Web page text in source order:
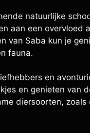
natuurlijke
aan een overvloed
van Saba kun je
fauna.
en
en genieten van
diersoorten, zoals